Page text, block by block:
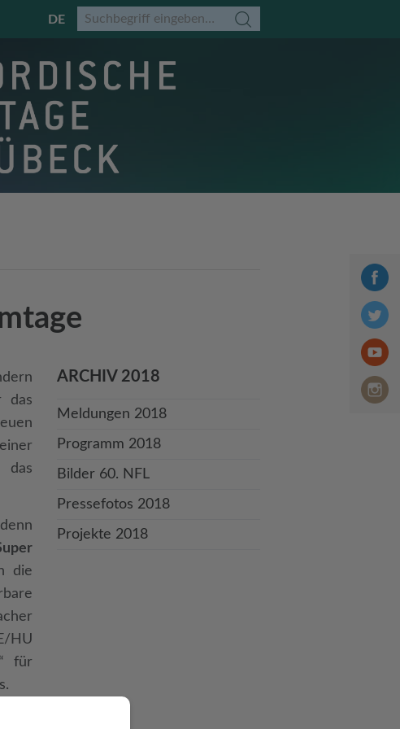
DE
ARCHIV 2018
Meldungen 2018
Programm 2018
Bilder 60. NFL
Pressefotos 2018
Projekte 2018
das
das
die
HU
für